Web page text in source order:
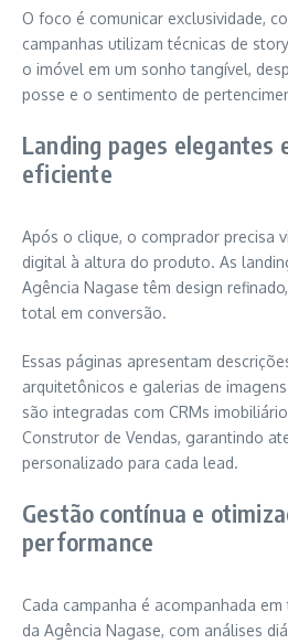
O foco é comunicar exclusividade,
campanhas utilizam técnicas de
o imóvel em um sonho tangível,
posse e o sentimento de
Landing pages elegantes
eficiente
Após o clique, o comprador precisa
digital à altura do produto. As
Agência Nagase têm design
total em conversão.
Essas páginas apresentam
arquitetônicos e galerias de
são integradas com CRMs
Construtor de Vendas, garantindo
personalizado para cada lead.
Gestão contínua e
performance
Cada campanha é acompanhada
da Agência Nagase, com análises